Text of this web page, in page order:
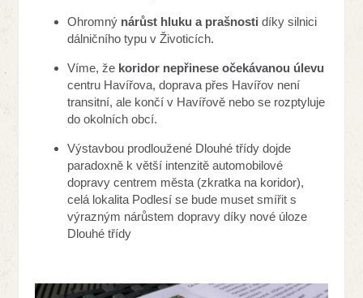
Ohromný nárůst hluku a prašnosti díky silnici
dálničního typu v Životicích.
Víme, že koridor nepřinese očekávanou úlevu
centru Havířova, doprava přes Havířov není
transitní, ale končí v Havířově nebo se rozptyluje
do okolních obcí.
Výstavbou prodloužené Dlouhé třídy dojde
paradoxně k větší intenzitě automobilové
dopravy centrem města (zkratka na koridor),
celá lokalita Podlesí se bude muset smířit s
výrazným nárůstem dopravy díky nové úloze
Dlouhé třídy